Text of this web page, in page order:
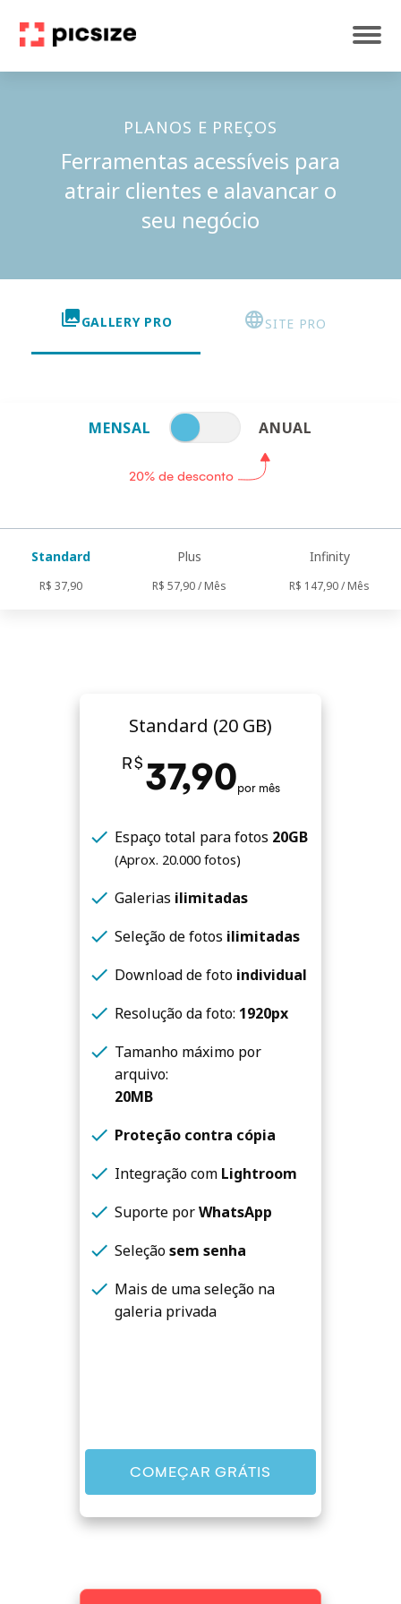
PLANOS E PREÇOS
Ferramentas acessíveis para
atrair clientes e alavancar o
seu negócio
collectionsGALLERY PRO languageSITE PRO
MENSAL ANUAL
20% de desconto
Standard
R$ 37,90
Plus
R$ 57,90 / Mês
Infinity
R$ 147,90 / Mês
Standard (20 GB)
R$37,90por mês
check Espaço total para fotos 20GB
(Aprox. 20.000 fotos)
check Galerias ilimitadas
check Seleção de fotos ilimitadas
check Download de foto individual
check Resolução da foto: 1920px
check Tamanho máximo por
arquivo:
20MB
check Proteção contra cópia
check Integração com Lightroom
check Suporte porWhatsApp
check Seleçãosem senha
check Mais de uma seleção na
galeria privada
COMEÇAR GRÁTIS